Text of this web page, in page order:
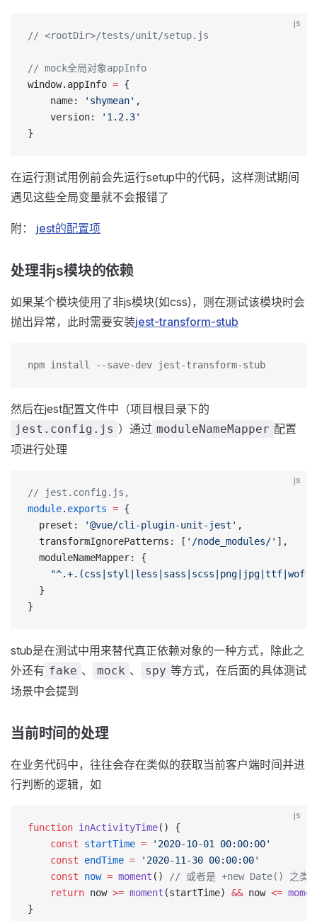
js
// <rootDir>/tests/unit/setup.js
// mock全局对象appInfo
window.appInfo = {
    name:
'shymean' ,
    version:
'1.2.3'
}
在运行测试用例前会先运行setup中的代码，这样测试期间
遇见这些全局变量就不会报错了
附： jest的配置项
处理非js模块的依赖
如果某个模块使用了非js模块(如css)，则在测试该模块时会
抛出异常，此时需要安装jest-transform-stub
npm install --save-dev jest-transform-stub
然后在jest配置文件中（项目根目录下的
jest.config.js ）通过 moduleNameMapper 配置
项进行处理
js
// jest.config.js,
module. exports = {
  preset:
'@vue/cli-plugin-unit-jest' ,
  transformIgnorePatterns: [
'/node_modules/' ],
  moduleNameMapper: {
  }
}
stub是在测试中用来替代真正依赖对象的一种方式，除此之
外还有 fake 、 mock 、 spy 等方式，在后面的具体测试
场景中会提到
当前时间的处理
在业务代码中，往往会存在类似的获取当前客户端时间并进
行判断的逻辑，如
js
function inActivityTime() {
    const
startTime = '2020-10-01 00:00:00'
    const
endTime = '2020-11-30 00:00:00'
    const
now = moment ()
// 或者是 +new Date() 之类获
    return
now >= moment (startTime) && now <=
}